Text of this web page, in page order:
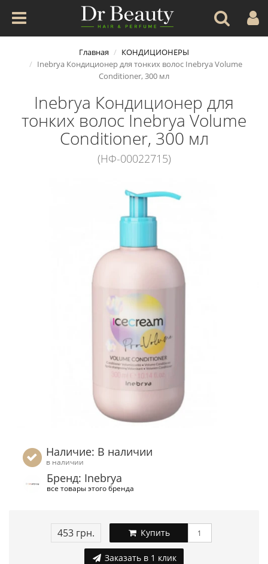
Главная
КОНДИЦИОНЕРЫ
Inebrya Кондиционер для тонких волос Inebrya Volume
Conditioner, 300 мл
Inebrya Кондиционер для
тонких волос Inebrya Volume
Conditioner, 300 мл
(НФ-00022715)
Наличие: В наличии
в наличии
Бренд: Inebrya
все товары этого бренда
453 грн. Купить
Заказать в 1 клик